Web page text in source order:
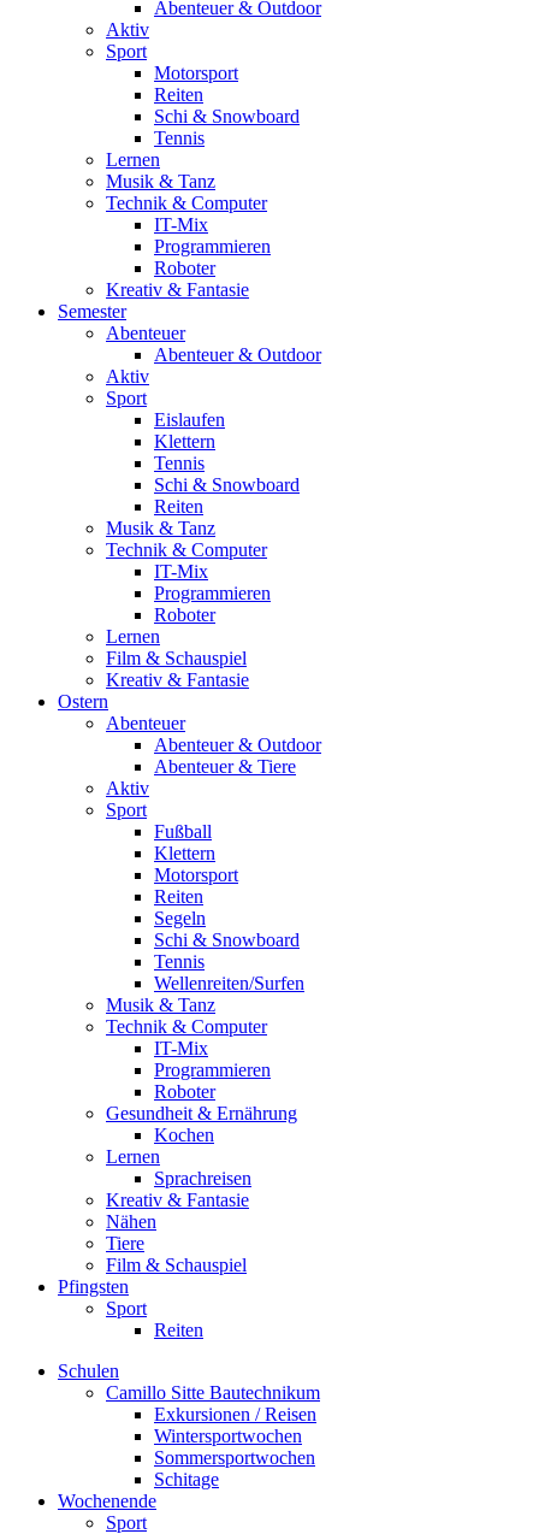
Abenteuer & Outdoor
Aktiv
Sport
Motorsport
Reiten
Schi & Snowboard
Tennis
Lernen
Musik & Tanz
Technik & Computer
IT-Mix
Programmieren
Roboter
Kreativ & Fantasie
Semester
Abenteuer
Abenteuer & Outdoor
Aktiv
Sport
Eislaufen
Klettern
Tennis
Schi & Snowboard
Reiten
Musik & Tanz
Technik & Computer
IT-Mix
Programmieren
Roboter
Lernen
Film & Schauspiel
Kreativ & Fantasie
Ostern
Abenteuer
Abenteuer & Outdoor
Abenteuer & Tiere
Aktiv
Sport
Fußball
Klettern
Motorsport
Reiten
Segeln
Schi & Snowboard
Tennis
Wellenreiten/Surfen
Musik & Tanz
Technik & Computer
IT-Mix
Programmieren
Roboter
Gesundheit & Ernährung
Kochen
Lernen
Sprachreisen
Kreativ & Fantasie
Nähen
Tiere
Film & Schauspiel
Pfingsten
Sport
Reiten
Schulen
Camillo Sitte Bautechnikum
Exkursionen / Reisen
Wintersportwochen
Sommersportwochen
Schitage
Wochenende
Sport